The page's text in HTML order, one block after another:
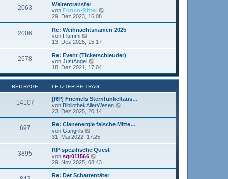
r
a
g
B
e
i
r
a
g
s
t
B
e
i
r
a
g
2063
Weltentransfer
von Forum-Ritter
u
e
r
B
t
29. Dez 2023, 16:08
2006
Re: Weihnachtsnamen 2025
von Flummi
e
u
e
s
t
r
B
e
t
r
a
13. Dez 2025, 15:17
2678
Re: Event (Ticketschleuder)
von JustAngel
e
u
e
s
t
e
r
B
t
r
a
18. Dez 2021, 17:04
BEITRÄGE LETZTER BEITRAG
14107
[RP] Friemels Sternfunkeltaus…
von BibliothekAllerWesen
u
e
23. Dez 2025, 20:14
697
Re: Clanenergie falsche Mitte…
von Gangrils
e
u
e
s
t
31. Mai 2022, 17:25
3895
RP-spezifische Quest
von sgr011566
e
u
e
29. Nov 2025, 08:43
Re: Der Schattentäter